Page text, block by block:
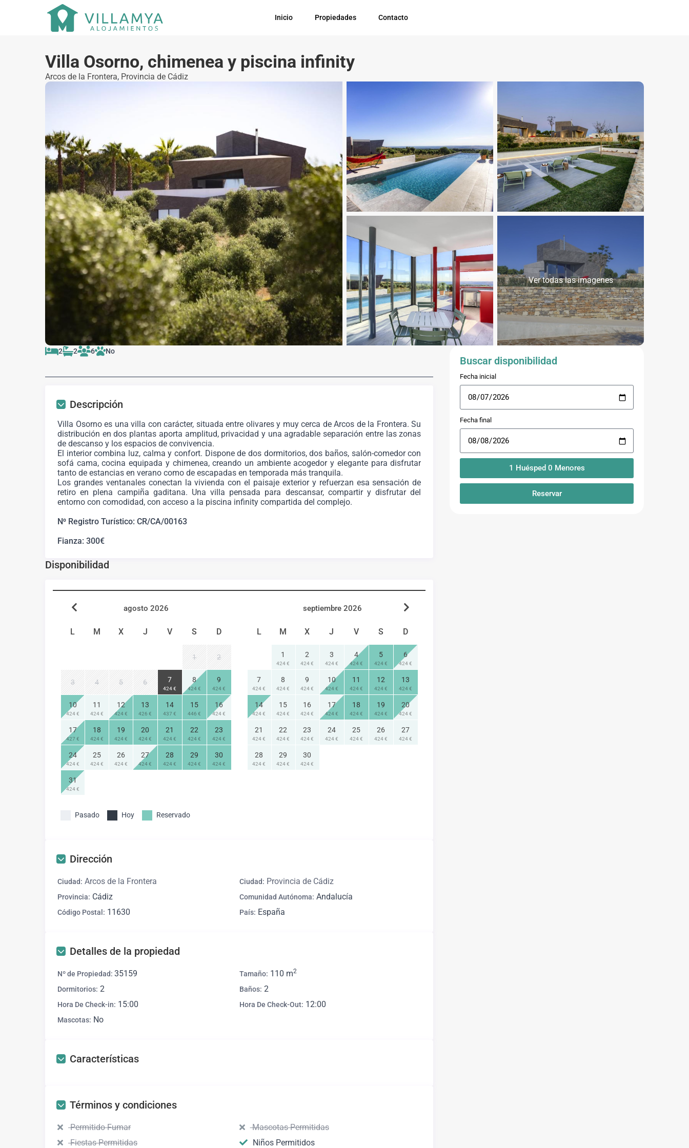
Inicio Propiedades Contacto
Villa Osorno, chimenea y piscina infinity
Arcos de la Frontera, Provincia de Cádiz
Ver todas las imagenes
2 2 6 No
Descripción
Villa Osorno es una villa con carácter, situada entre olivares y muy cerca de Arcos de la Frontera. Su
distribución en dos plantas aporta amplitud, privacidad y una agradable separación entre las zonas
de descanso y los espacios de convivencia.
El interior combina luz, calma y confort. Dispone de dos dormitorios, dos baños, salón-comedor con
sofá cama, cocina equipada y chimenea, creando un ambiente acogedor y elegante para disfrutar
tanto de estancias en verano como de escapadas en temporada más tranquila.
Los grandes ventanales conectan la vivienda con el paisaje exterior y refuerzan esa sensación de
retiro en plena campiña gaditana. Una villa pensada para descansar, compartir y disfrutar del
entorno con comodidad, con acceso a la piscina infinity compartida del complejo.
N⁰ Registro Turístico: CR/CA/00163
Fianza: 300€
Disponibilidad
agosto 2026
L M X J V S D
1 2
3 4 5 6 7
424 €
8
424 €
9
424 €
10
424 €
11
424 €
12
424 €
13
426 €
14
437 €
15
446 €
16
424 €
17
427 €
18
424 €
19
424 €
20
424 €
21
424 €
22
424 €
23
424 €
24
424 €
25
424 €
26
424 €
27
424 €
28
424 €
29
424 €
30
424 €
31
424 €
septiembre 2026
L M X J V S D
1
424 €
2
424 €
3
424 €
4
424 €
5
424 €
6
424 €
7
424 €
8
424 €
9
424 €
10
424 €
11
424 €
12
424 €
13
424 €
14
424 €
15
424 €
16
424 €
17
424 €
18
424 €
19
424 €
20
424 €
21
424 €
22
424 €
23
424 €
24
424 €
25
424 €
26
424 €
27
424 €
28
424 €
29
424 €
30
424 €
Pasado Hoy Reservado
Dirección
Ciudad: Arcos de la Frontera Ciudad: Provincia de Cádiz
Provincia: Cádiz Comunidad Autónoma: Andalucía
Código Postal: 11630 País: España
Detalles de la propiedad
Nº de Propiedad: 35159 Tamaño: 110 m2
Dormitorios: 2 Baños: 2
Hora De Check-in: 15:00 Hora De Check-Out: 12:00
Mascotas: No
Características
Términos y condiciones
Permitido Fumar
Mascotas Permitidas
Fiestas Permitidas
Niños Permitidos
Buscar disponibilidad
Fecha inicial
Fecha final
1 Huésped 0 Menores
Reservar